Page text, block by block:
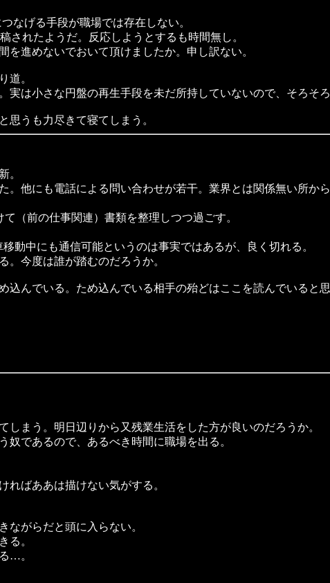
なげる手段が職場では存在しない。
されたようだ。反応しようとするも時間無し。
進めないでおいて頂けましたか。申し訳ない。
道。
は小さな円盤の再生手段を未だ所持していないので、そろそろ
うも力尽きて寝てしまう。
。
他にも電話による問い合わせが若干。業界とは関係無い所か
（前の仕事関連）書類を整理しつつ過ごす。
動中にも通信可能というのは事実ではあるが、良く切れる。
今度は誰が踏むのだろうか。
んでいる。ため込んでいる相手の殆どはここを読んでいると
まう。明日辺りから又残業生活をした方が良いのだろうか。
であるので、あるべき時間に職場を出る。
ばああは描けない気がする。
がらだと頭に入らない。
る。
…。